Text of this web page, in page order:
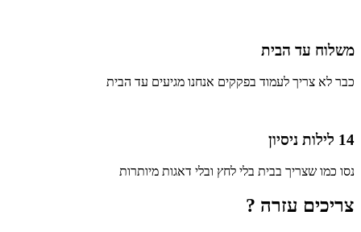
משלוח עד הבית
כבר לא צריך לעמוד בפקקים אנחנו מגיעים עד הבית
14 לילות ניסיון
נסו כמו שצריך בבית בלי לחץ ובלי דאגות מיותרות
צריכים עזרה ?